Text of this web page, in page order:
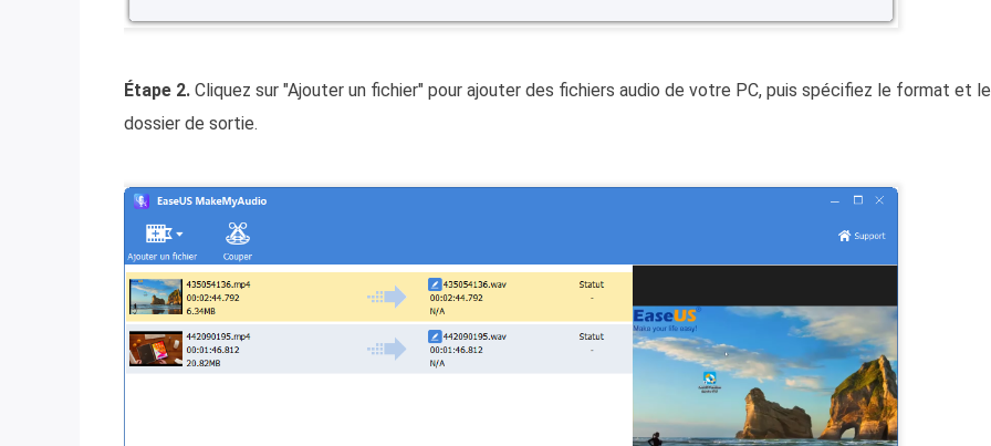
Étape 2. Cliquez sur "Ajouter un fichier" pour ajouter des fichiers audio de votre PC, puis spécifiez le format et le
dossier de sortie.